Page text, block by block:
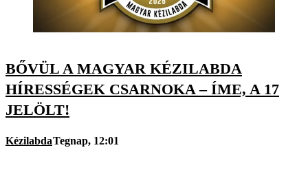
BŐVÜL A MAGYAR KÉZILABDA
HÍRESSÉGEK CSARNOKA – ÍME, A 17
JELÖLT!
KézilabdaTegnap, 12:01